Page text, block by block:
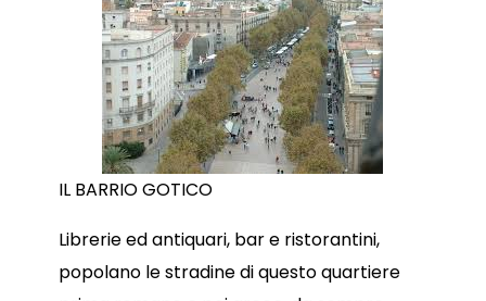
IL BARRIO GOTICO
Librerie ed antiquari, bar e ristorantini,
popolano le stradine di questo quartiere